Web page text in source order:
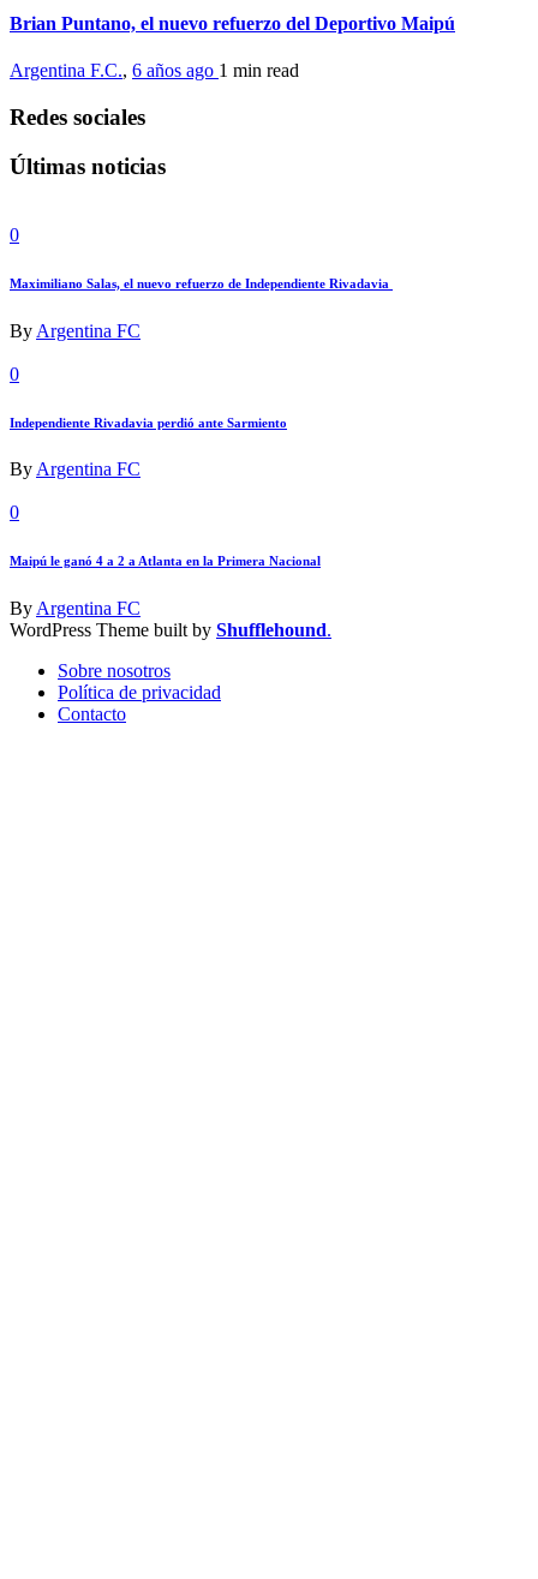
Brian Puntano, el nuevo refuerzo del Deportivo Maipú
Argentina F.C., 6 años ago 1 min read
Redes sociales
Últimas noticias
0
Maximiliano Salas, el nuevo refuerzo de Independiente Rivadavia
By Argentina FC
0
Independiente Rivadavia perdió ante Sarmiento
ByArgentina FC
0
Maipú le ganó 4 a 2 a Atlanta en la Primera Nacional
ByArgentina FC
WordPress Theme built by Shufflehound.
Sobre nosotros
Política de privacidad
Contacto